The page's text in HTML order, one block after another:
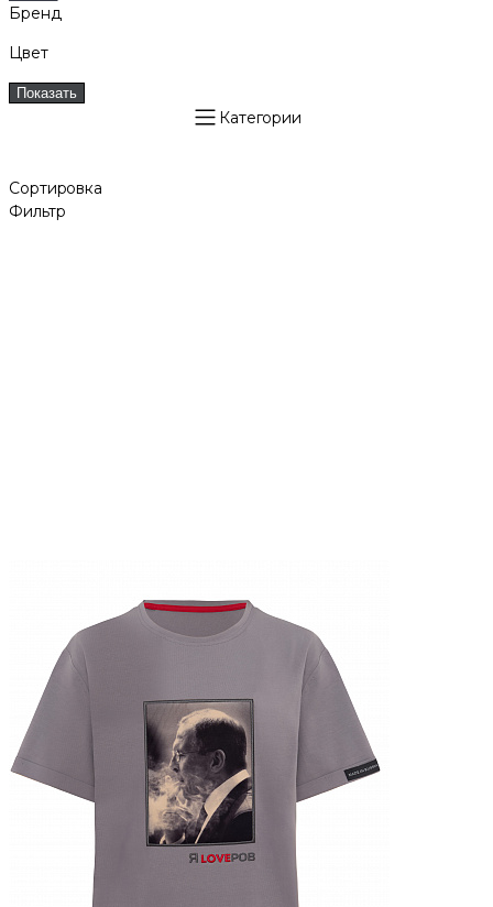
Бренд
Цвет
Показать
Категории
Сортировка
Фильтр